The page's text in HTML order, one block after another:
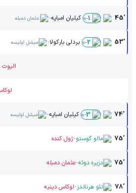
45'
1
-
0 کیلیان امباپه- عثمان دمبله
53'
2
-
0 بردلی بارکولا- میشل اولیسه
74'
3
-
0 کیلیان امباپه- میشل اولیسه
75' مالو گوستو-ژول کنده
75' دزیره دوئه-عثمان دمبله
78' تئو هرناندز-لوکاس دینیه